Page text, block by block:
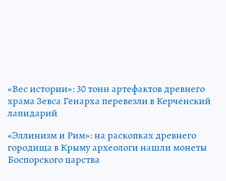
«Вес истории»: 30 тонн артефактов древнего
храма Зевса Генарха перевезли в Керченский
лапидарий
«Эллинизм и Рим»: на раскопках древнего
городища в Крыму археологи нашли монеты
Боспорского царства